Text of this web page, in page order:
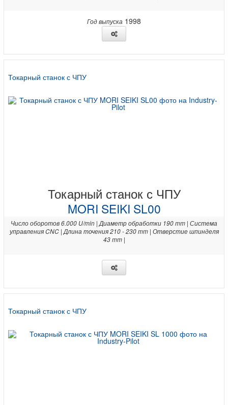
Год выпуска 1998
Токарный станок с ЧПУ
Токарный станок с ЧПУ
MORI SEIKI SL00
Число оборотов 6.000 U/min | Диаметр обработки 190 mm | Система
управления CNC | Длина точения 210 - 230 mm | Отверстие шпинделя
43 mm |
Токарный станок с ЧПУ